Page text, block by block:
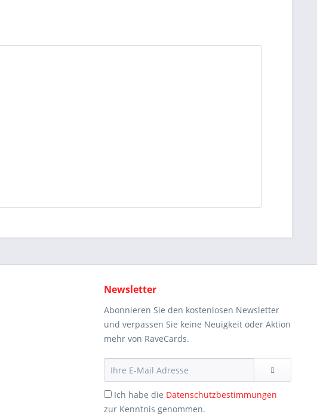
Newsletter
Abonnieren Sie den kostenlosen Newsletter
und verpassen Sie keine Neuigkeit oder Aktion
mehr von RaveCards.
Ich habe die Datenschutzbestimmungen
zur Kenntnis genommen.